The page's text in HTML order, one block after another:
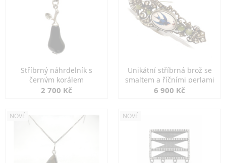
Stříbrný náhrdelník s
černým korálem
2 700 Kč
Unikátní stříbrná brož se
smaltem a říčními perlami
6 900 Kč
NOVÉ NOVÉ